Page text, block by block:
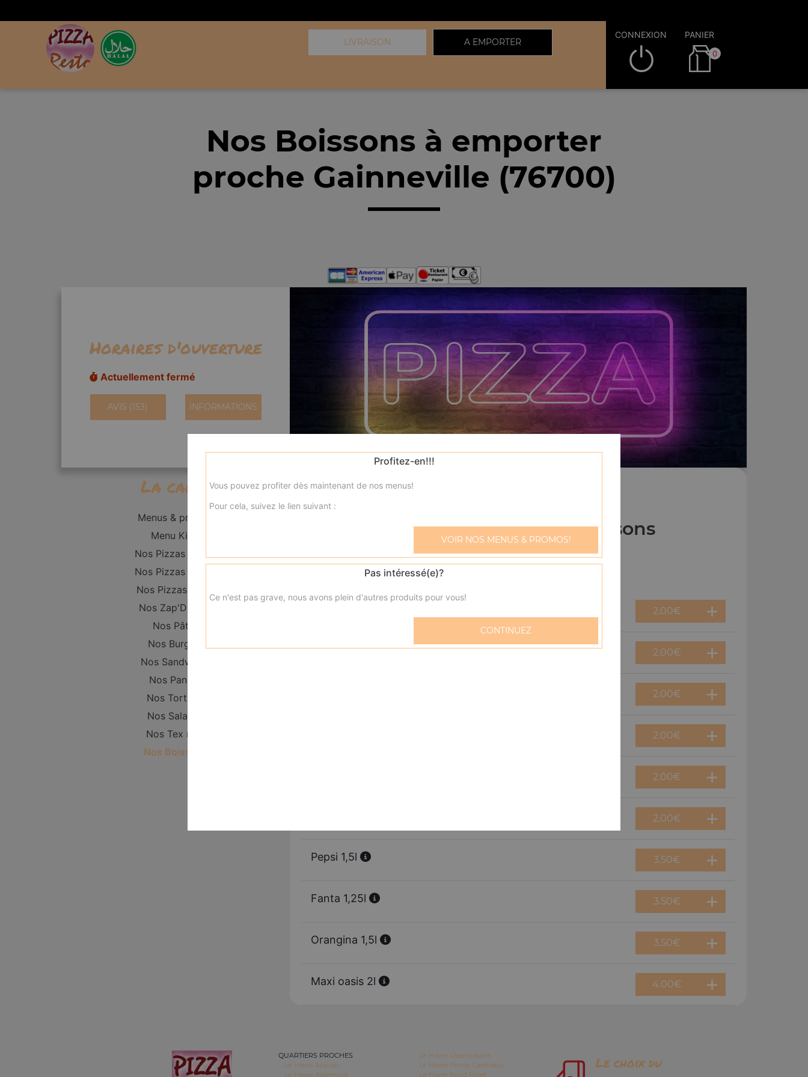
LIVRAISON A EMPORTER
CONNEXION PANIER
0
Nos Boissons à emporter
proche Gainneville (76700)
Horaires d'ouverture
Actuellement fermé
AVIS (153) INFORMATIONS
La carte
Menus & promos
Menu Kid's
Nos Pizzas Junior
Nos Pizzas Senior
Nos Pizzas Méga
Nos Zap'Dwichs
Nos Pâtes
Nos Burgers
Nos Sandwichs
Nos Paninis
Nos Tortillas
Nos Salades
Nos Tex mex
Nos Boissons
Nos Boissons
2.00€
Fanta citron 33 cl 2.00€
2.00€
2.00€
2.00€
2.00€
Pepsi 1,5l 3.50€
Fanta 1,25l 3.50€
Orangina 1,5l 3.50€
Maxi oasis 2l 4.00€
QUARTIERS PROCHES
Le Havre Acacias
Le Havre Aplemont
Le Havre Observatoire
Le Havre Points Cardinaux
Le Havre Rond Point
Le choix du
Profitez-en!!!
Vous pouvez profiter dès maintenant de nos menus!
Pour cela, suivez le lien suivant :
VOIR NOS MENUS & PROMOS!
Pas intéressé(e)?
Ce n'est pas grave, nous avons plein d'autres produits pour vous!
CONTINUEZ